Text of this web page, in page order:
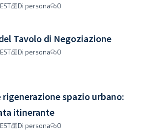
IN ATTO
Di persona 0
Tavolo di Negoziazione
Di persona 0
spazio urbano:
itinerante
Di persona 0